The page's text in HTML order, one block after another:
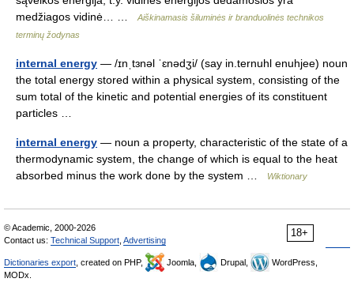
medžiagos vidinė… …
Aiškinamasis šiluminės ir branduolinės technikos
terminų žodynas
internal energy — /ɪnˌtɜnəl ˈɛnədʒi/ (say in.ternuhl enuhjee) noun
the total energy stored within a physical system, consisting of the
sum total of the kinetic and potential energies of its constituent
particles …
internal energy — noun a property, characteristic of the state of a
thermodynamic system, the change of which is equal to the heat
absorbed minus the work done by the system …
Wiktionary
18+
© Academic, 2000-2026
Contact us: Technical Support Advertising
Dictionaries export , created on PHP, Joomla, Drupal,
WordPress,
MODx.